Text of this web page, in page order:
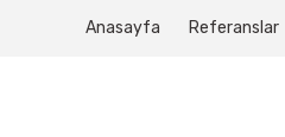
Anasayfa Referanslar